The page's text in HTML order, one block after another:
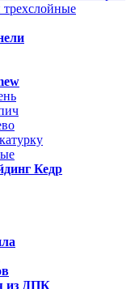
Кедр
из ДПК